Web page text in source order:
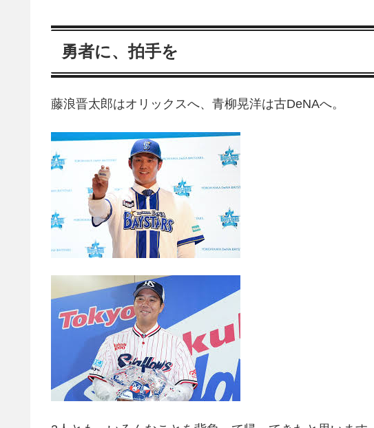
勇者に、拍手を
藤浪晋太郎はオリックスへ、青柳晃洋は古DeNAへ。